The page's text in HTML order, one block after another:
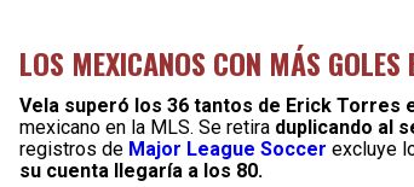
LOS MEXICANOS CON MÁS
Vela superó los 36 tantos de Erick Torres
mexicano en la MLS. Se retira duplicando al
registros de Major League Soccer excluye
su cuenta llegaría a los 80.